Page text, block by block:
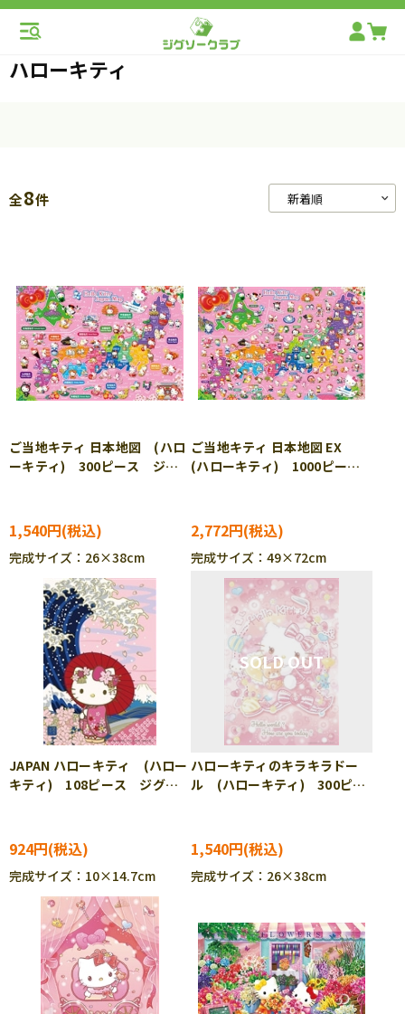
ハローキティ
全8件
ご当地キティ 日本地図 (ハロ
ーキティ) 300ピース ジグ
1,540円
完成サイズ：26×38cm
ご当地キティ 日本地図 EX
(ハローキティ) 1000ピー
2,772円
完成サイズ：49×72cm
JAPAN ハローキティ (ハロー
キティ) 108ピース ジグソ
924円
完成サイズ：10×14.7cm
ハローキティのキラキラドー
ル (ハローキティ) 300ピー
1,540円
完成サイズ：26×38cm